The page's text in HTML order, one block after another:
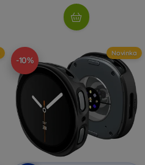
-10%
Novinka